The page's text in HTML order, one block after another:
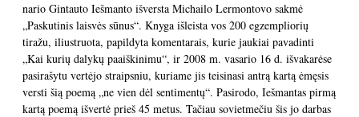
nario Gintauto Iešmanto išversta Michailo Lermontovo sakmė
„Paskutinis laisvės sūnus“. Knyga išleista vos 200 egzempliorių
tiražu, iliustruota, papildyta komentarais, kurie jaukiai pavadinti
„Kai kurių dalykų paaiškinimu“, ir 2008 m. vasario 16 d. išvakarėse
pasirašytu vertėjo straipsniu, kuriame jis teisinasi antrą kartą ėmęsis
versti šią poemą „ne vien dėl sentimentų“. Pasirodo, Iešmantas pirmą
kartą poemą išvertė prieš 45 metus. Tačiau sovietmečiu šis jo darbas